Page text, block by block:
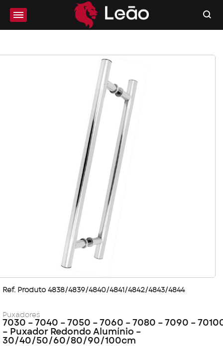
Ref. Produto 4838/4839/4840/4841/4842/4843/4844
Puxadores
7030 – 7040 – 7050 – 7060 – 7080 – 7090 –
– Puxador Redondo Alumínio –
30/40/50/60/80/90/100cm